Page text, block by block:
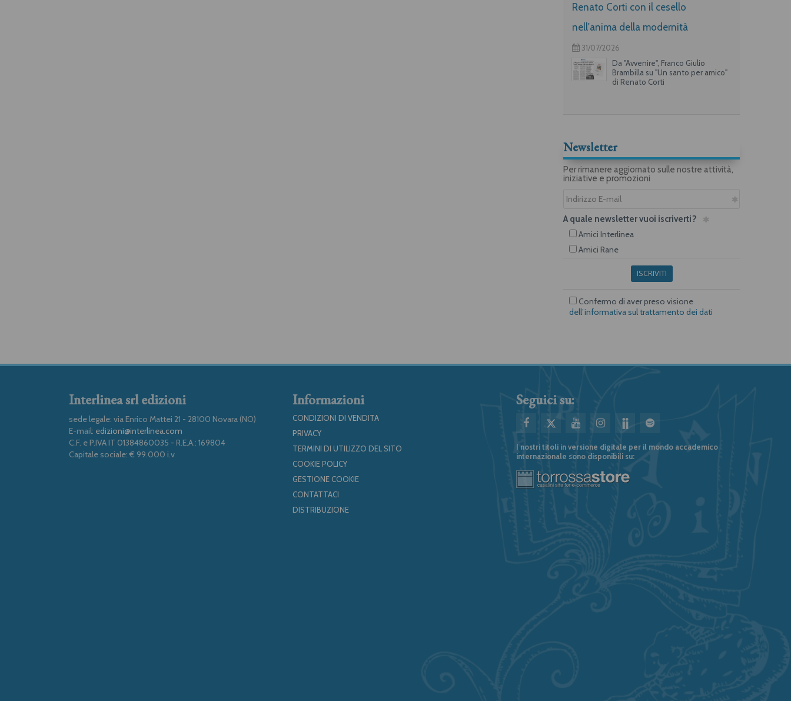
Renato Corti con il cesello
nell'anima della modernità
31/07/2026
Da "Avvenire", Franco Giulio
Brambilla su "Un santo per amico"
di Renato Corti
Newsletter
Per rimanere aggiornato sulle nostre attività,
iniziative e promozioni
A quale newsletter vuoi iscriverti?
Amici Interlinea
Amici Rane
ISCRIVITI
Confermo di aver preso visione
dell’informativa sul trattamento dei dati
Interlinea srl edizioni
sede legale: via Enrico Mattei 21 - 28100 Novara (NO)
E-mail: edizioni@interlinea.com
C.F. e P.IVA IT 01384860035 - R.E.A.: 169804
Capitale sociale: € 99.000 i.v
Informazioni
CONDIZIONI DI VENDITA
PRIVACY
TERMINI DI UTILIZZO DEL SITO
COOKIE POLICY
GESTIONE COOKIE
CONTATTACI
DISTRIBUZIONE
Seguici su:
I nostri titoli in versione digitale per il mondo accademico
internazionale sono disponibili su: